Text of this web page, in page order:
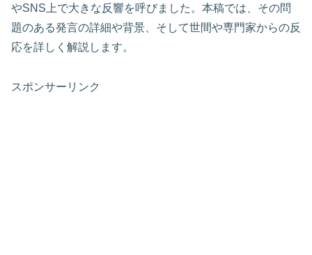
やSNS上で大きな反響を呼びました。本稿では、その問
題のある発言の詳細や背景、そして世間や専門家からの反
応を詳しく解説します。
スポンサーリンク